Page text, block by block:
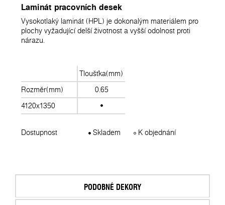
Laminát pracovních desek
Vysokotlaký laminát (HPL) je dokonalým materiálem pro
plochy vyžadující delší životnost a vyšší odolnost proti
nárazu.
Tloušťka(mm)
Rozměr(mm)
0.65
4120x1350
Dostupnost Skladem K objednání
PODOBNÉ DEKORY